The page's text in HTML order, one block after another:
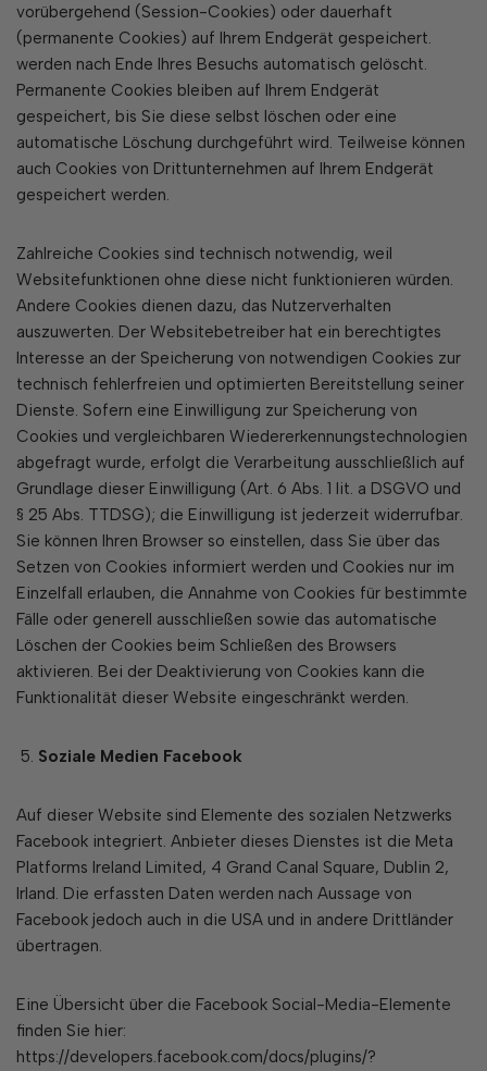
vorübergehend (Session-Cookies) oder dauerhaft
(permanente Cookies) auf Ihrem Endgerät gespeichert.
werden nach Ende Ihres Besuchs automatisch gelöscht.
Permanente Cookies bleiben auf Ihrem Endgerät
gespeichert, bis Sie diese selbst löschen oder eine
automatische Löschung durchgeführt wird. Teilweise können
auch Cookies von Drittunternehmen auf Ihrem Endgerät
gespeichert werden.
Zahlreiche Cookies sind technisch notwendig, weil
Websitefunktionen ohne diese nicht funktionieren würden.
Andere Cookies dienen dazu, das Nutzerverhalten
auszuwerten. Der Websitebetreiber hat ein berechtigtes
Interesse an der Speicherung von notwendigen Cookies zur
technisch fehlerfreien und optimierten Bereitstellung seiner
Dienste. Sofern eine Einwilligung zur Speicherung von
Cookies und vergleichbaren Wiedererkennungstechnologien
abgefragt wurde, erfolgt die Verarbeitung ausschließlich auf
Grundlage dieser Einwilligung (Art. 6 Abs. 1 lit. a DSGVO und
§ 25 Abs. TTDSG); die Einwilligung ist jederzeit widerrufbar.
Sie können Ihren Browser so einstellen, dass Sie über das
Setzen von Cookies informiert werden und Cookies nur im
Einzelfall erlauben, die Annahme von Cookies für bestimmte
Fälle oder generell ausschließen sowie das automatische
Löschen der Cookies beim Schließen des Browsers
aktivieren. Bei der Deaktivierung von Cookies kann die
Funktionalität dieser Website eingeschränkt werden.
Soziale Medien Facebook
Auf dieser Website sind Elemente des sozialen Netzwerks
Facebook integriert. Anbieter dieses Dienstes ist die Meta
Platforms Ireland Limited, 4 Grand Canal Square, Dublin 2,
Irland. Die erfassten Daten werden nach Aussage von
Facebook jedoch auch in die USA und in andere Drittländer
übertragen.
Eine Übersicht über die Facebook Social-Media-Elemente
finden Sie hier:
https://developers.facebook.com/docs/plugins/?